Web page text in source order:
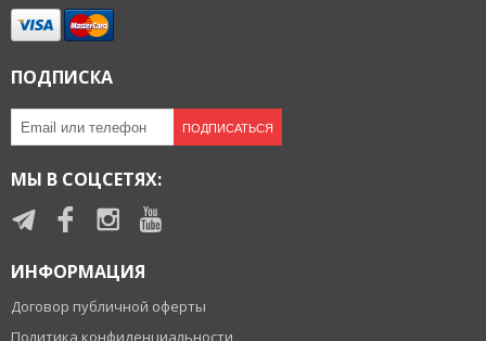
ПОДПИСКА
ПОДПИСАТЬСЯ
МЫ В СОЦСЕТЯХ:
ИНФОРМАЦИЯ
Договор публичной оферты